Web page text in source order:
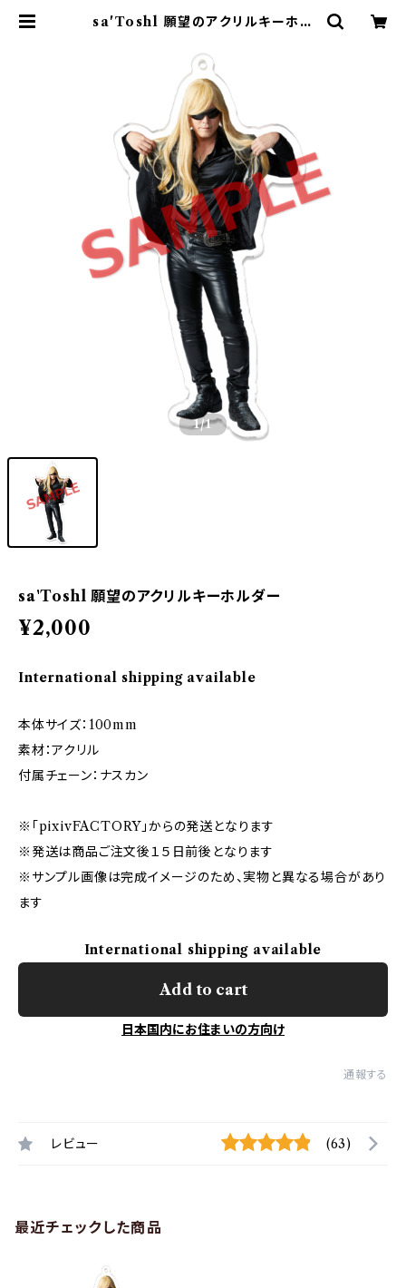
sa'Toshl 願望のアクリルキーホル
OP
1/1
sa'Toshl 願望のアクリルキーホルダー
¥2,000
International shipping available
本体サイズ：100mm
素材：アクリル
付属チェーン：ナスカン
※「pixivFACTORY」からの発送となります
※発送は商品ご注文後１５日前後となります
※サンプル画像は完成イメージのため、実物と異なる場合があり
ます
International shipping available
Add to cart
日本国内にお住まいの方向け
通報する
レビュー (63)
最近チェックした商品